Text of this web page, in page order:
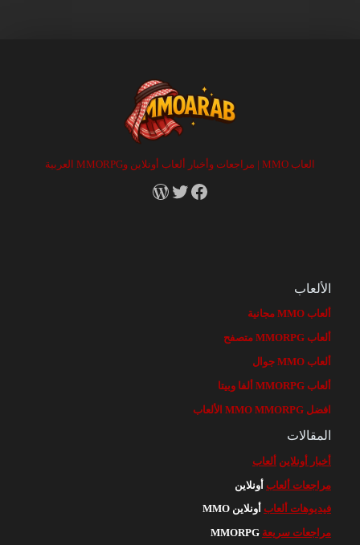
العاب MMO | مراجعات وأخبار ألعاب أونلاين وMMORPG العربية
Facebook
X
RSS
الألعاب
ألعاب MMO مجانية
ألعاب MMORPG متصفح
ألعاب MMO جوال
ألعاب MMORPG ألفا وبيتا
افضل MMO MMORPG الألعاب
المقالات
أخبار أونلاين ألعاب
مراجعات ألعاب أونلاين
فيديوهات ألعاب أونلاين MMO
مراجعات سريعة